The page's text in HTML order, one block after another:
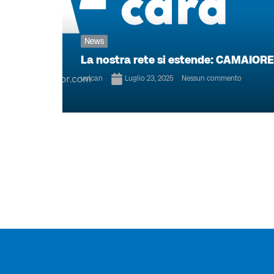
News
La nostra rete si estende:
vulcan Luglio 23, 2025 Nessun commento